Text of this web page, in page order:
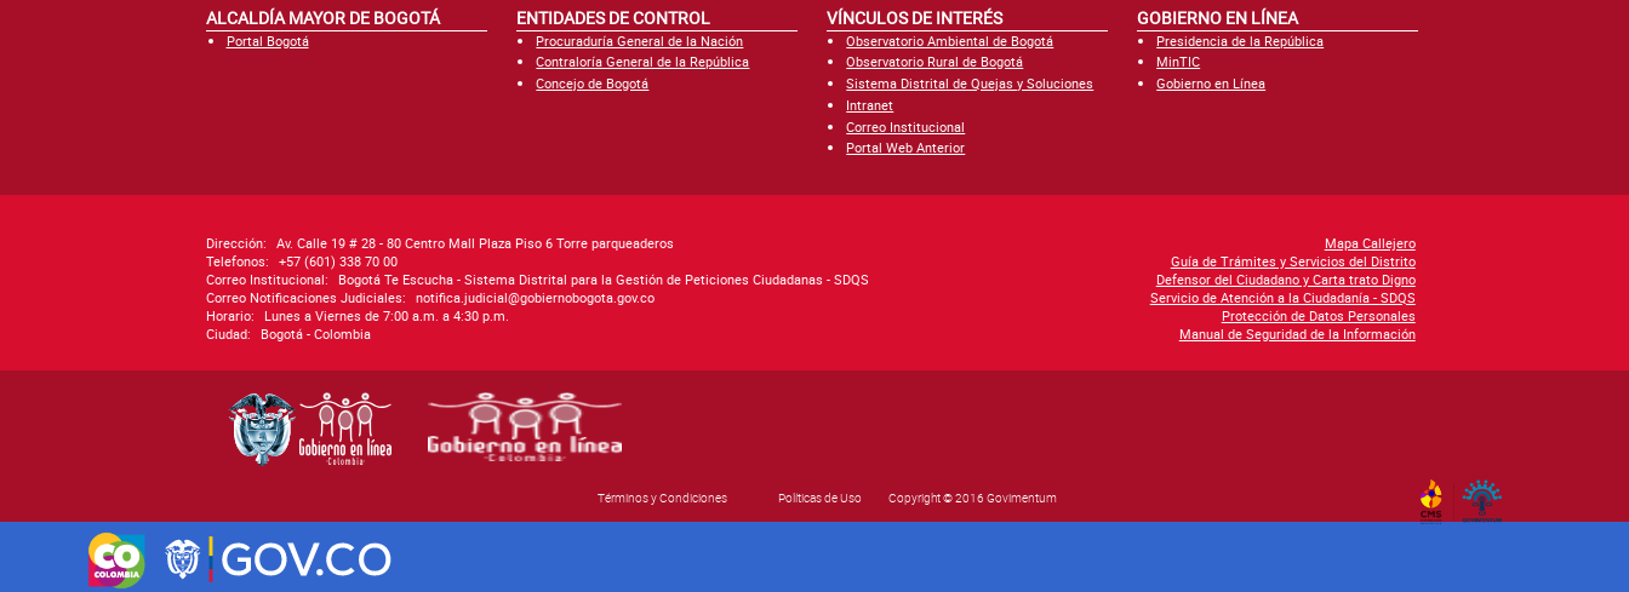
ALCALDÍA MAYOR DE BOGOTÁ
Portal Bogotá
ENTIDADES DE CONTROL
Procuraduría General de la Nación
Contraloría General de la República
Concejo de Bogotá
VÍNCULOS DE INTERÉS
Observatorio Ambiental de Bogotá
Observatorio Rural de Bogotá
Sistema Distrital de Quejas y Soluciones
Intranet
Correo Institucional
Portal Web Anterior
GOBIERNO EN LÍNEA
Presidencia de la República
MinTIC
Gobierno en Línea
Dirección: Av. Calle 19 # 28 - 80 Centro Mall Plaza Piso 6 Torre parqueaderos
Telefonos: +57 (601) 338 70 00
Correo Institucional:
Bogotá Te Escucha - Sistema Distrital para la Gestión de Peticiones Ciudadanas - SDQS
Correo Notificaciones Judiciales: notifica.judicial@gobiernobogota.gov.co
Horario:
Lunes a Viernes de 7:00 a.m. a 4:30 p.m.
Ciudad:
Bogotá - Colombia
Mapa Callejero
Guía de Trámites y Servicios del Distrito
Defensor del Ciudadano y Carta trato Digno
Servicio de Atención a la Ciudadanía - SDQS
Protección de Datos Personales
Manual de Seguridad de la Información
Términos y Condiciones Políticas de Uso Copyright © 2016 Govimentum By Govimentum